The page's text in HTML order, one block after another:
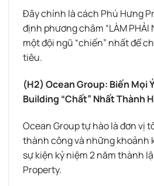
Đây chính là cách Phú Hưng
định phương châm “LÀM PHẢI
một đội ngũ “chiến” nhất để
tiêu.
(H2) Ocean Group: Biến Mọi
Building “Chất” Nhất Thành
Ocean Group tự hào là đơn vị
thành công và những khoảnh
sự kiện kỷ niệm 2 năm thành
Property.